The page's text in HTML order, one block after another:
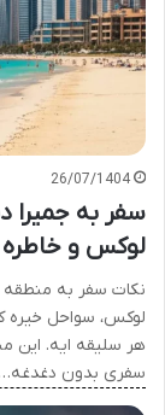
26/07/1404
لوکس و خاطره
نکات سفر به منطقه
لوکس، سواحل خیره
هر سلیقه ایه. این
سفری بدون دغدغه…